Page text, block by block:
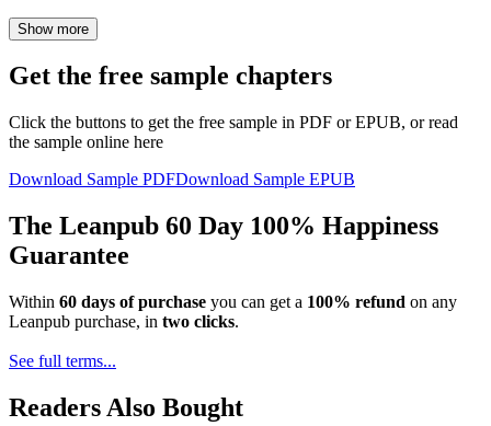
Show more
Get the free sample chapters
Click the buttons to get the free sample in PDF or EPUB, or read
the sample online here
Download Sample PDFDownload Sample EPUB
The Leanpub 60 Day 100% Happiness
Guarantee
Within 60 days of purchase you can get a 100% refund on any
Leanpub purchase, in two clicks.
See full terms...
Readers Also Bought